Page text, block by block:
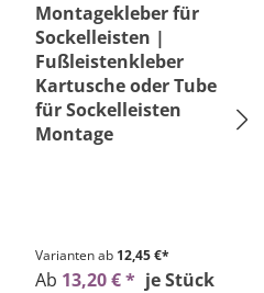
Montagekleber für
Sockelleisten |
Fußleistenkleber
Kartusche oder Tube
für Sockelleisten
Montage
Varianten ab 12,45 €*
Ab 13,20 € * je Stück